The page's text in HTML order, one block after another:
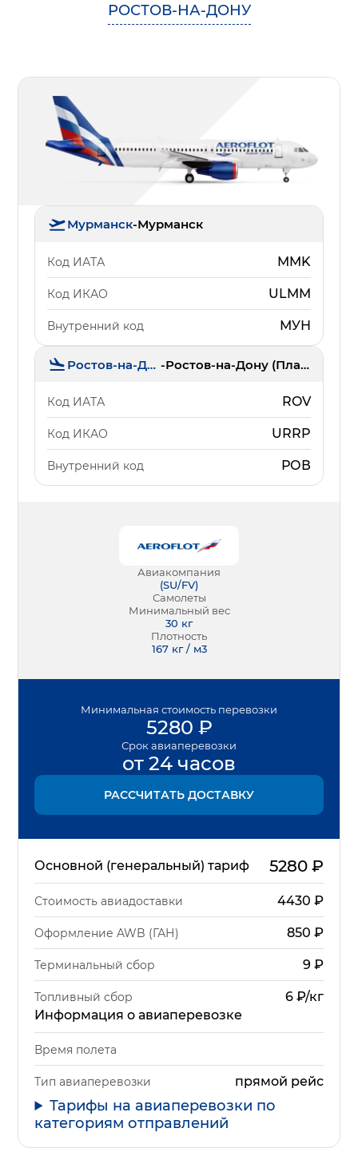
РОСТОВ-НА-ДОНУ
Мурманск-Мурманск
Код ИАТА MMK
Код ИКАО ULMM
Внутренний код МУН
Ростов-на-Дону - Ростов-на-Дону (Платов)
Код ИАТА ROV
Код ИКАО URRP
Внутренний код РОВ
Авиакомпания
(SU/FV)
Самолеты
Минимальный вес
30 кг
Плотность
167 кг / м3
Минимальная стоимость перевозки
5280 ₽
Срок авиаперевозки
от 24 часов
РАССЧИТАТЬ ДОСТАВКУ
Основной (генеральный) тариф 5280₽
Стоимость авиадоставки 4430 ₽
Оформление AWB (ГАН) 850 ₽
Терминальный сбор 9 ₽
Топливный сбор
6 ₽/кг
Информация о авиаперевозке
Время полета
Тип авиаперевозки прямой рейс
Тарифы на авиаперевозки по
категориям отправлений